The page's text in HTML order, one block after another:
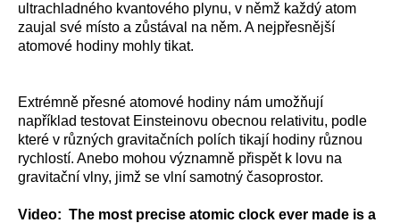
ultrachladného kvantového plynu, v němž každý atom
zaujal své místo a zůstával na něm. A nejpřesnější
atomové hodiny mohly tikat.
Extrémně přesné atomové hodiny nám umožňují
například testovat Einsteinovu obecnou relativitu, podle
které v různých gravitačních polích tikají hodiny různou
rychlostí. Anebo mohou významně přispět k lovu na
gravitační vlny, jimž se vlní samotný časoprostor.
Video: The most precise atomic clock ever made is a